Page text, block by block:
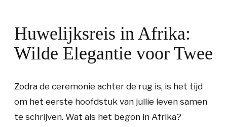
Huwelijksreis in Afrika:
Wilde Elegantie voor Twee
Zodra de ceremonie achter de rug is, is het tijd
om het eerste hoofdstuk van jullie leven samen
te schrijven. Wat als het begon in Afrika?